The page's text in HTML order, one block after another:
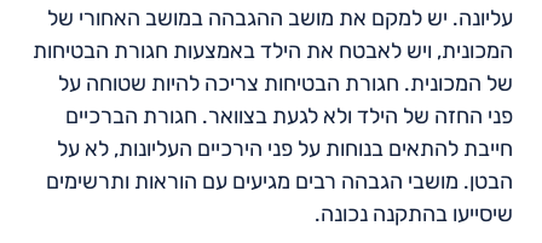
עליונה. יש למקם את מושב ההגבהה במושב האחורי של
המכונית, ויש לאבטח את הילד באמצעות חגורת הבטיחות
של המכונית. חגורת הבטיחות צריכה להיות שטוחה על
פני החזה של הילד ולא לגעת בצוואר. חגורת הברכיים
חייבת להתאים בנוחות על פני הירכיים העליונות, לא על
הבטן. מושבי הגבהה רבים מגיעים עם הוראות ותרשימים
שיסייעו בהתקנה נכונה.